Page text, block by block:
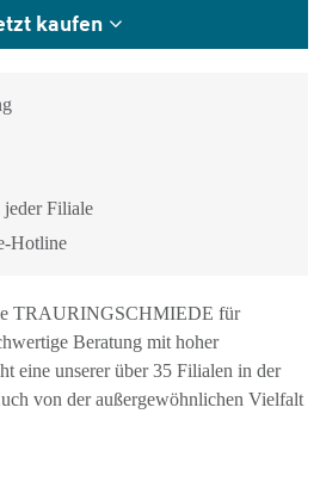
kaufen
Filiale
Hotline
TRAURINGSCHMIEDE für
Beratung mit hoher
eine unserer über 35 Filialen in der
von der außergewöhnlichen Vielfalt